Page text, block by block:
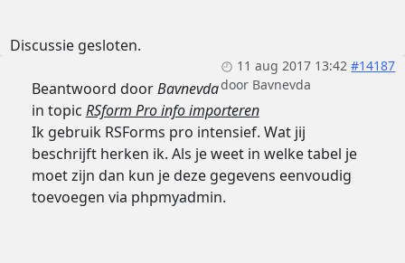
Discussie gesloten.
11 aug 2017 13:42 #14187
door Bavnevda
Beantwoord doorBavnevda
in topic RSform Pro info importeren
Ik gebruik RSForms pro intensief. Wat jij
beschrijft herken ik. Als je weet in welke tabel je
moet zijn dan kun je deze gegevens eenvoudig
toevoegen via phpmyadmin.